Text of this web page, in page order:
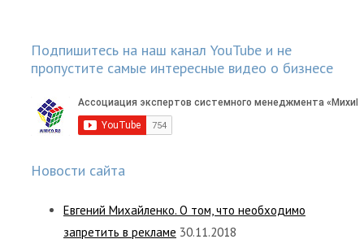
Подпишитесь на наш канал YouTube и не
пропустите самые интересные видео о бизнесе
Новости сайта
Евгений Михайленко. О том, что необходимо
запретить в рекламе 30.11.2018